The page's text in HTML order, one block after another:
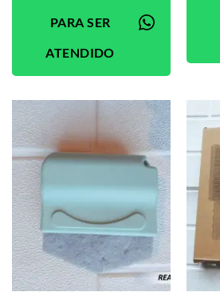
PARA SER
ATENDIDO